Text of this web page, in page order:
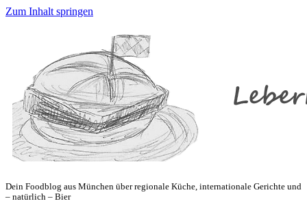
Zum Inhalt springen
Dein Foodblog aus München über regionale Küche, internationale Gerichte und
– natürlich – Bier